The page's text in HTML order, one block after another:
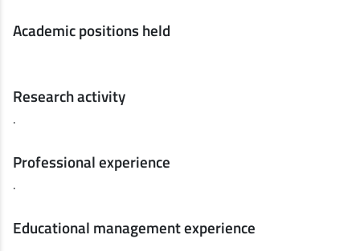
Academic positions held
Research activity
.
Professional experience
.
Educational management experience